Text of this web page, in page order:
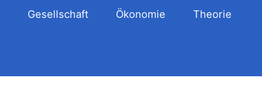
Gesellschaft Ökonomie Theorie